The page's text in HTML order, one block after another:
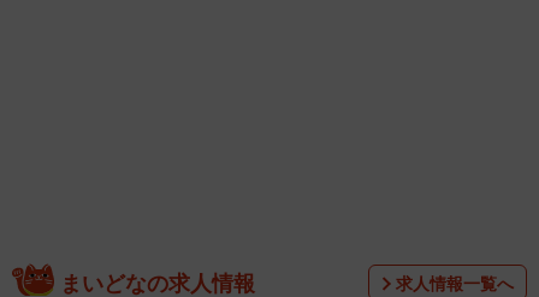
るなど、グラビアのみならず女優としても活躍を続ける豊
まいどなの求人情報 求人情報一覧へ